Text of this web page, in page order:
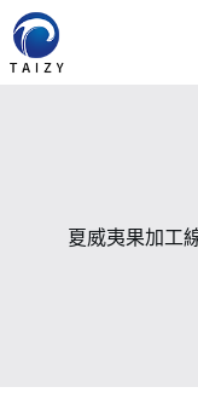
至
主
夏威夷果加工